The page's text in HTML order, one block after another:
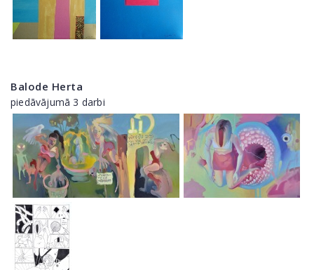
Balode Herta
piedāvājumā 3 darbi